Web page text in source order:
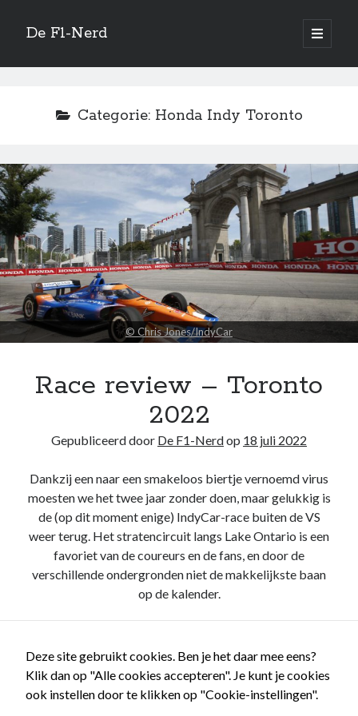
De F1-Nerd
open
primair
Zijbalk
Quotes
This is racing. There is going to be twists and turns. You’re going to be
dealt setbacks.
—Michael Waltrip
Zoeken
Recente berichten
Het regeldilemma van de Formule 1
Waarom de legaliteit van de McLaren-achtervleugel niet zwart/wit is
Boekrecensie: Frank Worrall – Lewis Hamilton
De Formule 1 weigert Andretti enkel uit hebzucht, ondanks de
woordenbrij
Recente reacties
Het regeldilemma van de Formule 1
De F1-NerdopHet regeldilemma van de Formule 1
Katja.schendzielorz@planet.nlopHet regeldilemma van de Formule 1
Briefje aan Jos – Grand Prix van Bahrein 2024 – De F1-NerdopGrand
Chelem
Categorie: Honda Indy Toronto
© Chris Jones/IndyCar
Race review – Toronto
2022
Gepubliceerd door De F1-Nerdop 18 juli 2022
Dankzij een naar een smakeloos biertje vernoemd virus
moesten we het twee jaar zonder doen, maar gelukkig is
de (op dit moment enige) IndyCar-race buiten de VS
weer terug. Het stratencircuit langs Lake Ontario is een
favoriet van de coureurs en de fans, en door de
verschillende ondergronden niet de makkelijkste baan
op de kalender.
review
Toronto
Deze site gebruikt cookies. Ben je het daar mee eens?
Klik dan op "Alle cookies accepteren". Je kunt je cookies
ook instellen door te klikken op "Cookie-instellingen".